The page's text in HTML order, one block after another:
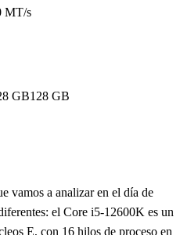
MT/s
GB128 GB
vamos a analizar en el día de
el Core i5-12600K es un
E, con 16 hilos de proceso en